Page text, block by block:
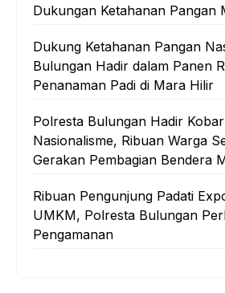
Dukungan Ketahanan Pangan
Dukung Ketahanan Pangan
Bulungan Hadir dalam Panen
Penanaman Padi di Mara Hilir
Polresta Bulungan Hadir
Nasionalisme, Ribuan Warga
Gerakan Pembagian Bendera
Ribuan Pengunjung Padati
UMKM, Polresta Bulungan
Pengamanan